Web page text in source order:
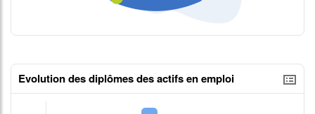
Evolution des diplômes des actifs en emploi
tableaux excel n°1